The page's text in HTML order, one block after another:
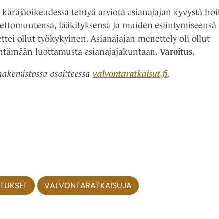
tehtyä arviota asianajajan kyvystä
lääkityksensä ja muiden esiintymiseensä
ollut työkykyinen. Asianajajan menettely oli ollut
luottamusta asianajajakuntaan. Varoitus.
osoitteessa valvontaratkaisut.fi.
VALVONTARATKAISUJA